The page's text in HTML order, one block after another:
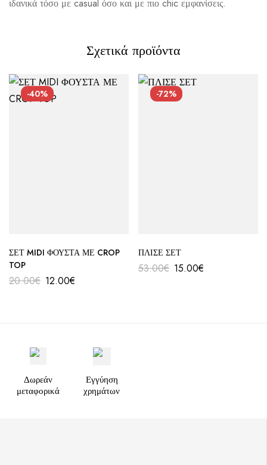
ιδανικά τόσο με casual όσο και με πιο chic εμφανίσεις.
Σχετικά προϊόντα
-40%
ΣΕΤ MIDI ΦΟΥΣΤΑ ΜΕ CROP
TOP
20.00€ 12.00€
-72%
ΠΛΙΣΕ ΣΕΤ
53.00€ 15.00€
Δωρεάν
μεταφορικά
Εγγύηση
χρημάτων